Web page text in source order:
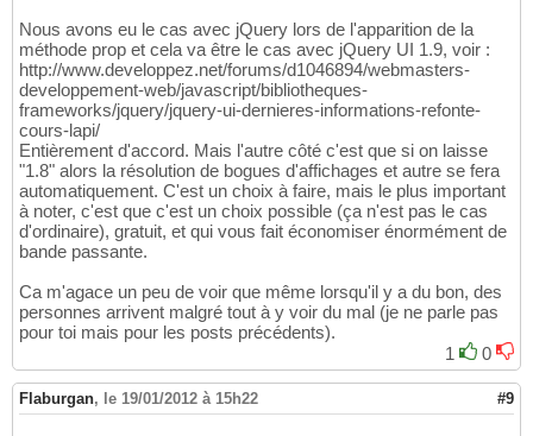
Nous avons eu le cas avec jQuery lors de l'apparition de la
méthode prop et cela va être le cas avec jQuery UI 1.9, voir :
http://www.developpez.net/forums/d1046894/webmasters-
developpement-web/javascript/bibliotheques-
frameworks/jquery/jquery-ui-dernieres-informations-refonte-
cours-lapi/
Entièrement d'accord. Mais l'autre côté c'est que si on laisse
"1.8" alors la résolution de bogues d'affichages et autre se fera
automatiquement. C'est un choix à faire, mais le plus important
à noter, c'est que c'est un choix possible (ça n'est pas le cas
d'ordinaire), gratuit, et qui vous fait économiser énormément de
bande passante.
Ca m'agace un peu de voir que même lorsqu'il y a du bon, des
personnes arrivent malgré tout à y voir du mal (je ne parle pas
pour toi mais pour les posts précédents).
1
0
Flaburgan, le 19/01/2012 à 15h22 #9